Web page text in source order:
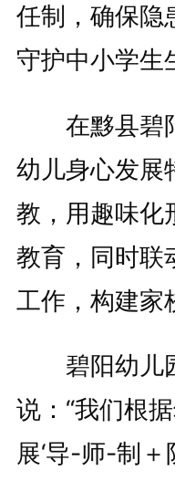
任制，确保隐
守护中小学生
在黟县碧
幼儿身心发展
教，用趣味化
教育，同时联
工作，构建家
碧阳幼儿
说：“我们根
展‘导-师-制＋